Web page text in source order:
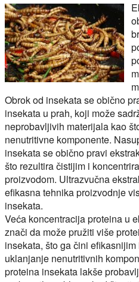
Obrok od insekata se obično
insekata u prah, koji može
neprobavljivih materijala kao
nenutritivne komponente.
insekata se obično pravi
što rezultira čistijim i
proizvodom. Ultrazvučna
efikasna tehnika proizvodnje
insekata.
Veća koncentracija proteina u
znači da može pružiti više
insekata, što ga čini
uklanjanje nenutritivnih
proteina insekata lakše